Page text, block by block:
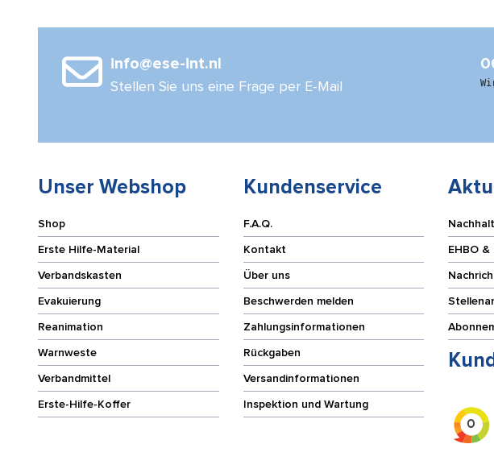
info@ese-int.nl
Stellen Sie uns eine Frage per E-Mail
Unser Webshop
Shop
Erste Hilfe-Material
Verbandskasten
Evakuierung
Reanimation
Warnweste
Verbandmittel
Erste-Hilfe-Koffer
Kundenservice
F.A.Q.
Kontakt
Über uns
Beschwerden melden
Zahlungsinformationen
Rückgaben
Versandinformationen
Inspektion und Wartung
EHBO